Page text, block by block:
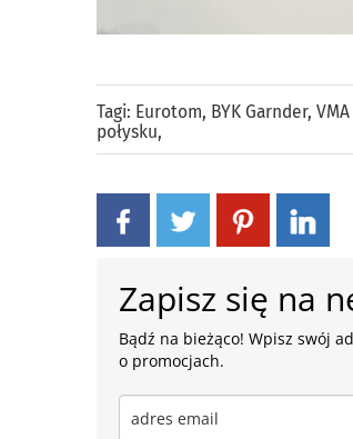
Tagi: Eurotom, BYK Garnder,
połysku,
Zapisz się na
Bądź na bieżąco! Wpisz swój
o promocjach.